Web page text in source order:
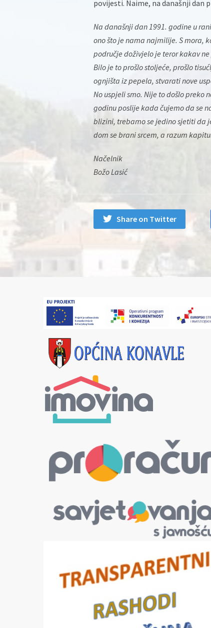
povijesti. Naime, na današnji dan
Na današnji dan 1991. godine u
ono što je nama najmilije. S mora,
područje doživjelo je teror kakav
Bilo je to prošlo stoljeće, prošlo
ognjišta iz pepela, stvarati nove
No uspjeli smo. Nije to došlo preko
godinu poslije kada čujemo da se
blizini, trebamo se jedino sjetiti da
dom se brani srcem, a razum
Načelnik
Božo Lasić
Share on Twitter